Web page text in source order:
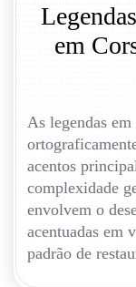
em
As legendas
acentos
complexidade
envolvem o
acentuadas em
padrão de